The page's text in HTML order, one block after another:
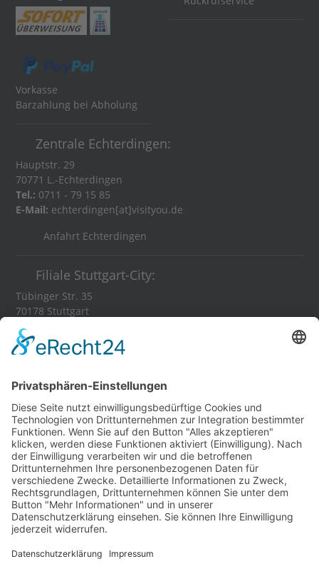
Vorkasse
Barzahlung bei Abholung
Zentrale Echterdingen:
Hauptstr. 29
70771 L.-Echterdingen
Tel.: 0711 - 79 15 85
E-Mail: echterdingen[at]visityou.de
Anfahrt Echterdingen
Filiale Stuttgart-City:
Tübinger Str. 35
70178 Stuttgart
Tel.:
E-Mail: stuttgart[at]visityou.de
Partnershops:
Banner-Schilder.de
Kuvertieren-Lettershop.de
Fahrzeugbeklebung24.de
Textil Shop
Visityou
72Bewertungen auf ProvenExpert.com